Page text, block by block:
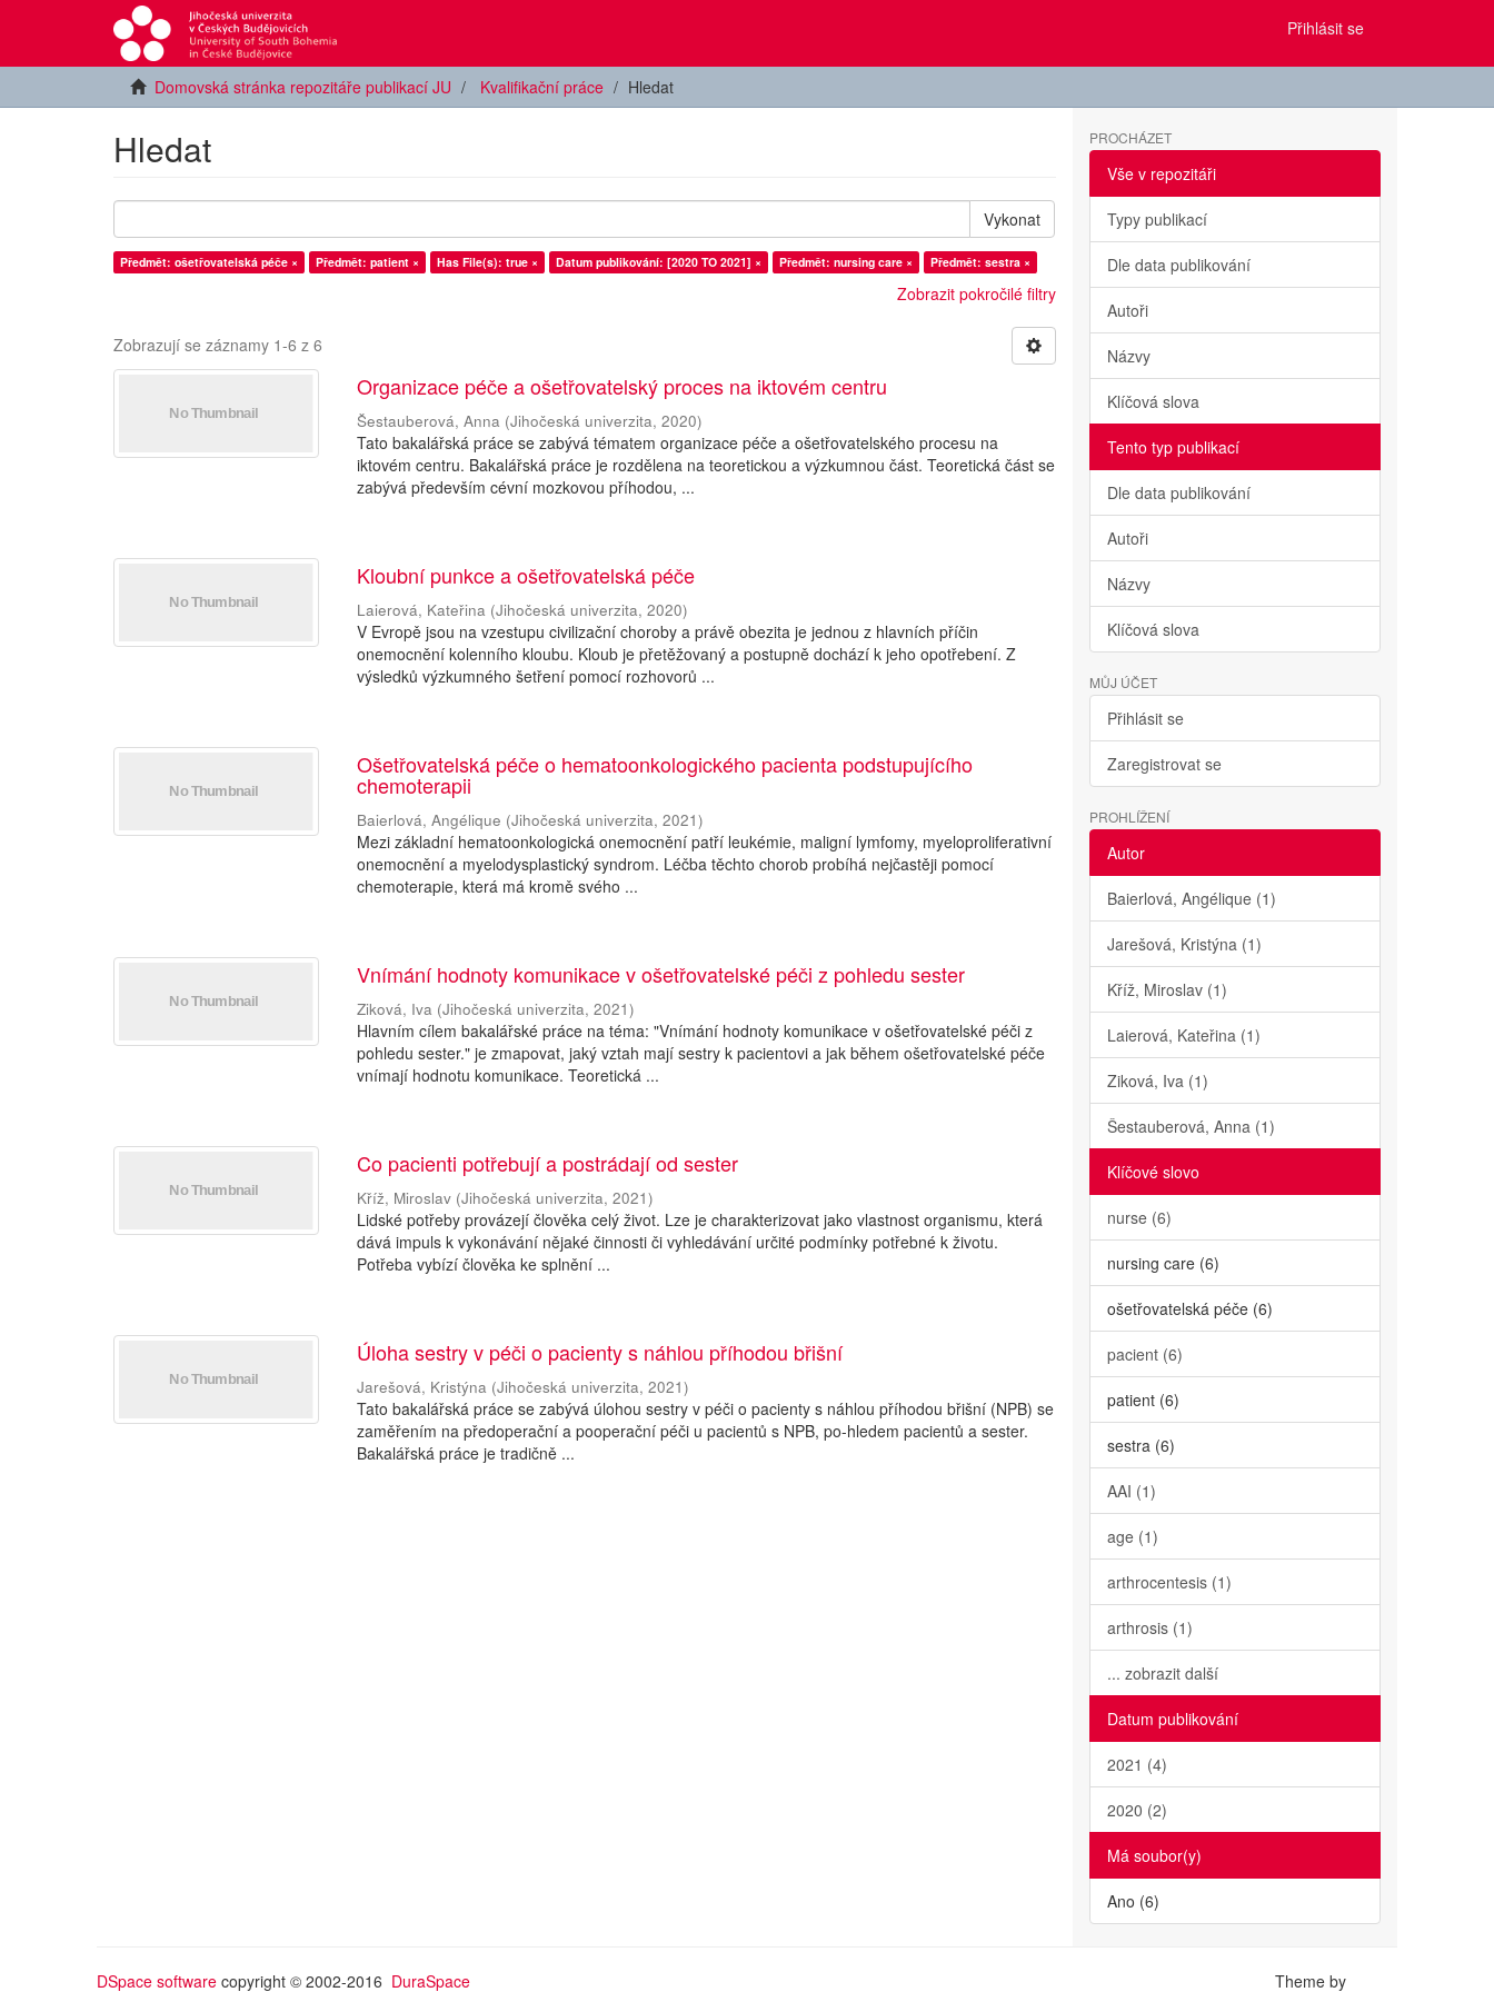
Přihlásit se
Domovská stránka repozitáře publikací JU Kvalifikační práce Hledat
Hledat
Vykonat
Předmět: ošetřovatelská péče × Předmět: patient × Has File(s): true × Datum publikování: [2020 TO 2021] × Předmět: nursing care × Předmět: sestra ×
Zobrazit pokročilé filtry
Zobrazují se záznamy 1-6 z 6
Organizace péče a ošetřovatelský proces na iktovém centru
Šestauberová, Anna (Jihočeská univerzita,2020)
Tato bakalářská práce se zabývá tématem organizace péče a ošetřovatelského procesu na
iktovém centru. Bakalářská práce je rozdělena na teoretickou a výzkumnou část. Teoretická část se
zabývá především cévní mozkovou příhodou, ...
Kloubní punkce a ošetřovatelská péče
Laierová, Kateřina (Jihočeská univerzita,2020)
V Evropě jsou na vzestupu civilizační choroby a právě obezita je jednou z hlavních příčin
onemocnění kolenního kloubu. Kloub je přetěžovaný a postupně dochází k jeho opotřebení. Z
výsledků výzkumného šetření pomocí rozhovorů ...
Ošetřovatelská péče o hematoonkologického pacienta podstupujícího
chemoterapii
Baierlová, Angélique (Jihočeská univerzita,2021)
Mezi základní hematoonkologická onemocnění patří leukémie, maligní lymfomy, myeloproliferativní
onemocnění a myelodysplastický syndrom. Léčba těchto chorob probíhá nejčastěji pomocí
chemoterapie, která má kromě svého ...
Vnímání hodnoty komunikace v ošetřovatelské péči z pohledu sester
Ziková, Iva (Jihočeská univerzita,2021)
Hlavním cílem bakalářské práce na téma: "Vnímání hodnoty komunikace v ošetřovatelské péči z
pohledu sester." je zmapovat, jaký vztah mají sestry k pacientovi a jak během ošetřovatelské péče
vnímají hodnotu komunikace. Teoretická ...
Co pacienti potřebují a postrádají od sester
Kříž, Miroslav (Jihočeská univerzita,2021)
Lidské potřeby provázejí člověka celý život. Lze je charakterizovat jako vlastnost organismu, která
dává impuls k vykonávání nějaké činnosti či vyhledávání určité podmínky potřebné k životu.
Potřeba vybízí člověka ke splnění ...
Úloha sestry v péči o pacienty s náhlou příhodou břišní
Jarešová, Kristýna (Jihočeská univerzita,2021)
Tato bakalářská práce se zabývá úlohou sestry v péči o pacienty s náhlou příhodou břišní (NPB) se
zaměřením na předoperační a pooperační péči u pacientů s NPB, po-hledem pacientů a sester.
Bakalářská práce je tradičně ...
PROCHÁZET
Vše v repozitáři
Typy publikací
Dle data publikování
Autoři
Názvy
Klíčová slova
Tento typ publikací
Dle data publikování
Autoři
Názvy
Klíčová slova
MŮJ ÚČET
Přihlásit se
Zaregistrovat se
PROHLÍŽENÍ
Autor
Baierlová, Angélique (1)
Jarešová, Kristýna (1)
Kříž, Miroslav (1)
Laierová, Kateřina (1)
Ziková, Iva (1)
Šestauberová, Anna (1)
Klíčové slovo
nurse (6)
nursing care (6)
ošetřovatelská péče (6)
pacient (6)
patient (6)
sestra (6)
AAI (1)
age (1)
arthrocentesis (1)
arthrosis (1)
... zobrazit další
Datum publikování
2021 (4)
2020 (2)
Má soubor(y)
Ano (6)
DSpace software copyright © 2002-2016 DuraSpace Theme by